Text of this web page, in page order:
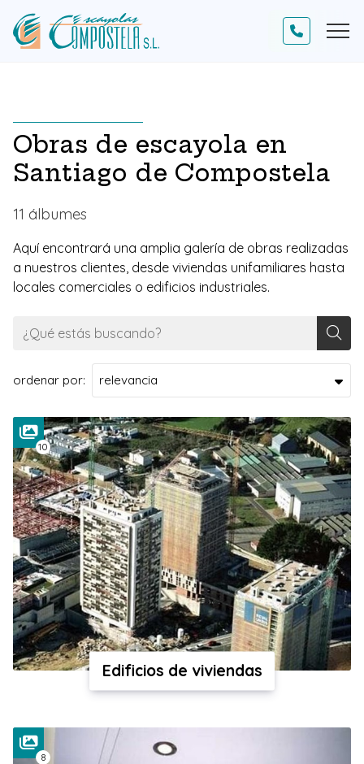
Obras de escayola en
Santiago de Compostela
11 álbumes
Aquí encontrará una amplia galería de obras realizadas
a nuestros clientes, desde viviendas unifamiliares hasta
locales comerciales o edificios industriales.
ordenar por:
Edificios de viviendas
10
8